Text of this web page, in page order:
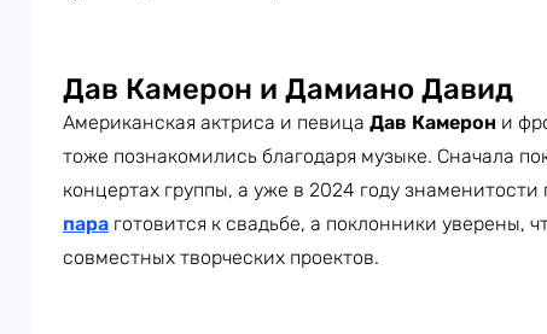
Дав Камерон и Дамиано Давид
Американская актриса и певица Дав Камерон и
тоже познакомились благодаря музыке. Сначала
концертах группы, а уже в 2024 году
пара готовится к свадьбе, а поклонники уверены,
совместных творческих проектов.